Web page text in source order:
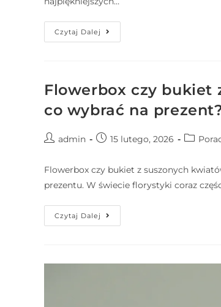
Czytaj Dalej
Flowerbox czy bukiet
co wybrać na
admin 15 lutego, 2026
Flowerbox czy bukiet z suszonych
prezentu. W świecie florystyki coraz
Czytaj Dalej